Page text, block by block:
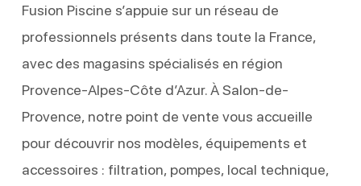
Fusion Piscine s’appuie sur un réseau de
professionnels présents dans toute la France,
avec des magasins spécialisés en région
Provence-Alpes-Côte d’Azur. À Salon-de-
Provence, notre point de vente vous accueille
pour découvrir nos modèles, équipements et
accessoires : filtration, pompes, local technique,